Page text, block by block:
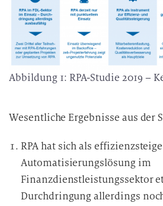
Abbildung 1: RPA-Studie 2019 –
Wesentliche Ergebnisse aus der
RPA hat sich als
Automatisierungslösung im
Finanzdienstleistungssektor
Durchdringung allerdings